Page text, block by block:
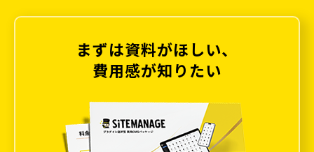
まずは資料がほしい、
費用感が知りたい